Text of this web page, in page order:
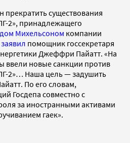
прекратить существования
2», принадлежащего
Михельсоном компании
заявил помощник госсекретаря
Джеффри Пайатт. «На
ввели новые санкции против
2»… Наша цель — задушить
По его словам,
Госдепа совместно с
за иностранными активами
гаек».